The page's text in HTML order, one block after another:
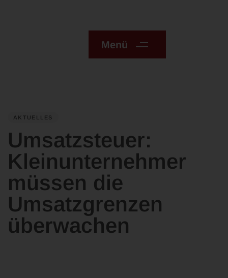
Menü
AKTUELLES
Umsatzsteuer:
Kleinunternehmer
müssen die
Umsatzgrenzen
überwachen